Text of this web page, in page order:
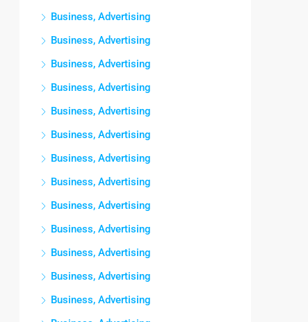
Business, Advertising
Business, Advertising
Business, Advertising
Business, Advertising
Business, Advertising
Business, Advertising
Business, Advertising
Business, Advertising
Business, Advertising
Business, Advertising
Business, Advertising
Business, Advertising
Business, Advertising